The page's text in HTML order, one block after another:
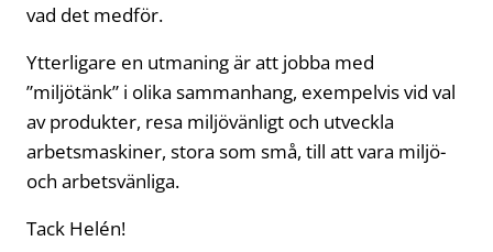
vad det medför.
Ytterligare en utmaning är att jobba med
”miljötänk” i olika sammanhang, exempelvis vid val
av produkter, resa miljövänligt och utveckla
arbetsmaskiner, stora som små, till att vara miljö-
och arbetsvänliga.
Tack Helén!